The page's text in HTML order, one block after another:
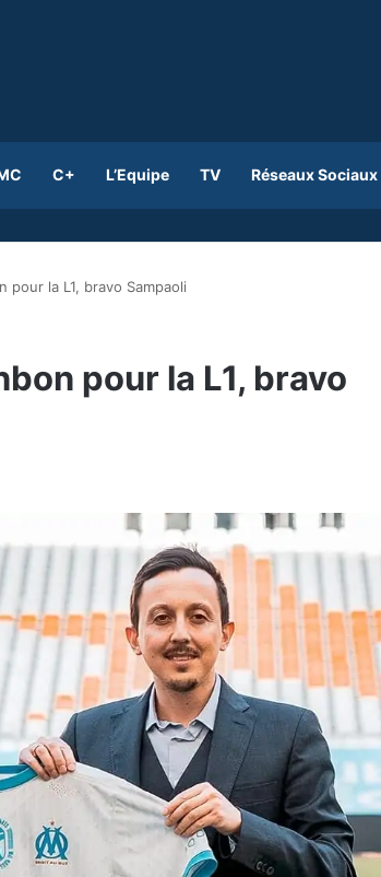
C+ L’Equipe TV Réseaux Sociaux
la L1, bravo Sampaoli
pour la L1, bravo